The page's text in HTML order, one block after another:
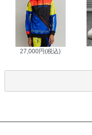
27,000円(税込)